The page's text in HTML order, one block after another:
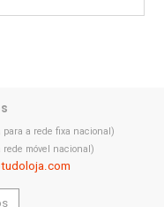
para a rede fixa nacional)
rede móvel nacional)